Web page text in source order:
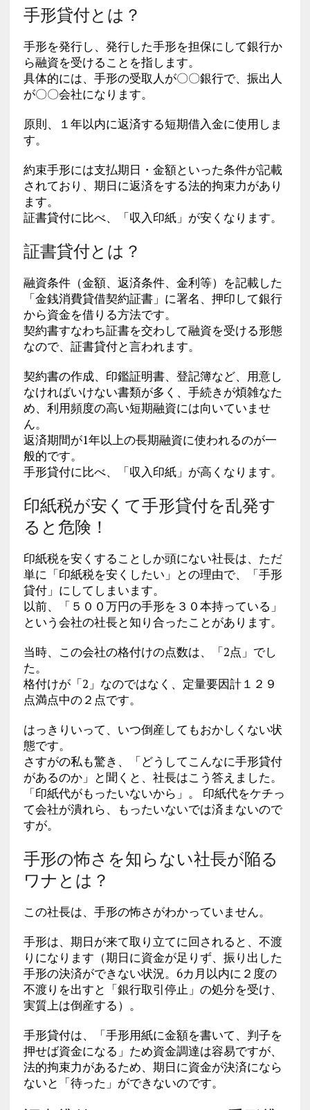
手形貸付とは？
手形を発行し、発行した手形を担保にして銀行か
ら融資を受けることを指します。
具体的には、手形の受取人が〇〇銀行で、振出人
が〇〇会社になります。
原則、１年以内に返済する短期借入金に使用しま
す。
約束手形には支払期日・金額といった条件が記載
されており、期日に返済をする法的拘束力があり
ます。
証書貸付に比べ、「収入印紙」が安くなります。
証書貸付とは？
融資条件（金額、返済条件、金利等）を記載した
「金銭消費貸借契約証書」に署名、押印して銀行
から資金を借りる方法です。
契約書すなわち証書を交わして融資を受ける形態
なので、証書貸付と言われます。
契約書の作成、印鑑証明書、登記簿など、用意し
なければいけない書類が多く、手続きが煩雑なた
め、利用頻度の高い短期融資には向いていませ
ん。
返済期間が1年以上の長期融資に使われるのが一
般的です。
手形貸付に比べ、「収入印紙」が高くなります。
印紙税が安くて手形貸付を乱発す
ると危険！
印紙税を安くすることしか頭にない社長は、ただ
単に「印紙税を安くしたい」との理由で、「手形
貸付」にしてしまいます。
以前、「５００万円の手形を３０本持っている」
という会社の社長と知り合ったことがあります。
当時、この会社の格付けの点数は、「2点」でし
た。
格付けが「2」なのではなく、定量要因計１２９
点満点中の２点です。
はっきりいって、いつ倒産してもおかしくない状
態です。
さすがの私も驚き、「どうしてこんなに手形貸付
があるのか」と聞くと、社長はこう答えました。
「印紙代がもったいないから」。 印紙代をケチっ
て会社が潰れら、もったいないでは済まないので
すが。
手形の怖さを知らない社長が陥る
ワナとは？
この社長は、手形の怖さがわかっていません。
手形は、期日が来て取り立てに回されると、不渡
りになります（期日に資金が足りず、振り出した
手形の決済ができない状況。6カ月以内に２度の
不渡りを出すと「銀行取引停止」の処分を受け、
実質上は倒産する）。
手形貸付は、「手形用紙に金額を書いて、判子を
押せば資金になる」ため資金調達は容易ですが、
法的拘束力があるため、期日に資金が決済になら
ないと「待った」ができないのです。